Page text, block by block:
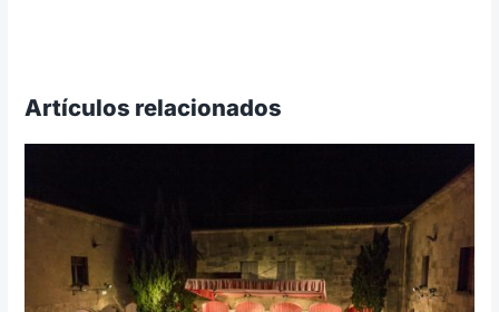
Artículos relacionados